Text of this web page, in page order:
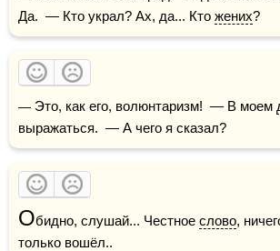
Да.  — Кто украл? Ах, да... Кто жених?
— Это, как его, волюнтаризм!  — В моем
выражаться.  — А чего я сказал?
Обидно, слушай... Честное слово,
только вошёл..